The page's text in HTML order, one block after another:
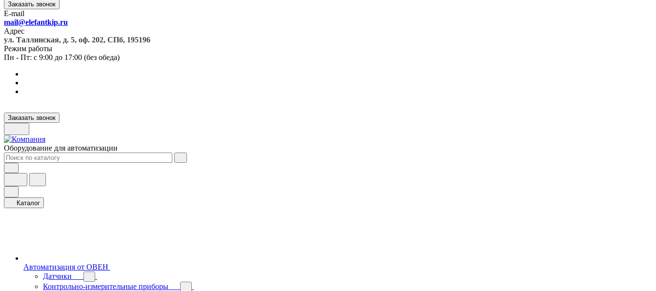
Заказать звонок
E-mail
mail@elefantkip.ru
Адрес
ул. Таллинская, д. 5, оф. 202, СПб, 195196
Режим работы
Пн - Пт: с 9:00 до 17:00 (без обеда)
Заказать звонок
Оборудование для автоматизации
Каталог
Автоматизация от ОВЕН
Датчики
Контрольно-измерительные приборы